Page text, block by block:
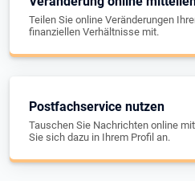
Teilen Sie online Veränderungen
finanziellen Verhältnisse mit.
Postfachservice nutzen
Tauschen Sie Nachrichten online
Sie sich dazu in Ihrem Profil an.